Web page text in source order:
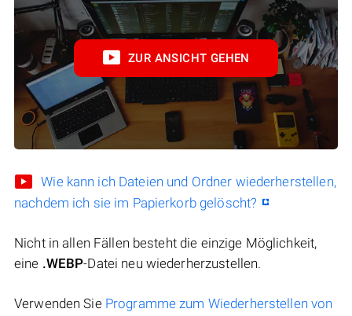
ZUR ANSICHT GEHEN
Wie kann ich Dateien und Ordner wiederherstellen,
nachdem ich sie im Papierkorb gelöscht?
Nicht in allen Fällen besteht die einzige Möglichkeit,
eine .WEBP-Datei neu wiederherzustellen.
Verwenden Sie Programme zum Wiederherstellen von